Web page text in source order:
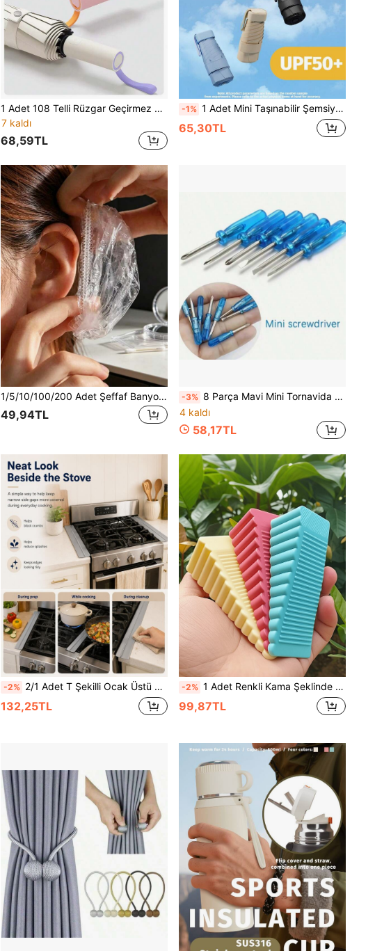
1 Adet 108 Telli Rüzgar Geçirmez Ters Katlanır Şemsiye, Tam Otomatik Tek Tuşla Açma/Kapama, UPF50+ Siyah Kaplama UV Korumalı, Yüksek Yoğunluklu Su Geçirmez Pongee Kumaş, Taşınabilir Seyahat Güneş/Yağmur Şemsiyesi, Rüzgarlı ve Yağmurlu Mevsim Dış Mekan Yürüyüşleri İçin Uygun, Düğün Hediyesi
7 kaldı
68,59TL
-1% 1 Adet Mini Taşınabilir Şemsiye, UV Korumalı ve Su Geçirmez, Katlanabilir ve Kompakt, Okul, Ofis, Ev, Seyahat ve Daha Fazlası İçin Uygun, Sevgililer Günü, İlkbahar/Yaz, Nedime Hediyesi, Yatak Odası Dekoru, Plaj, Seyahat, Unisex, Sevimli Stil, Anneler Günü Hediyesi, Bahçe, Mutfak Dekoru, Yaz, Seyahat Gereçleri, Oda Dekoru, Stres Giderici Oyuncak, Mezuniyet Hediyesi
65,30TL
1/5/10/100/200 Adet Şeffaf Banyo Kulak Kapağı, Su Geçirmez Elastik Kulak Kapağı, Yüksek Esneklikli Kalınlaştırılmış Büyük Kulak Kapağı, Banyo ve Saç Bakımı İçin, Seyahat İçin Uygun, Ev Banyo Dekoru, Sonbahar Dekoru, Okula Dönüş Dekoru
49,94TL
-3% 8 Parça Mavi Mini Tornavida Seti, Oyuncak 2mm Yıldız Vida Tamir Aleti, El Becerilerini Geliştirmeye Uygun Küçük Tamir Aleti, Kristal Vida Aleti, Cadılar Bayramı, Noel, Şükran Günü Hediyesi, Erkekler İçin Aletler
4 kaldı
58,17TL
-2% 2/1 Adet T Şekilli Ocak Üstü Yüksek Sıcaklığa Dayanıklı Boşluk Dolgu Şeritleri, Silikon Sızdırmazlık Şeritleri, Su Geçirmez, Yağ Geçirmez, Toz Geçirmez, Silikon Yapıştırıcılı Mutfak Boşluk Kapatıcı, Isıya Dayanıklı, Su Geçirmez, Leke Tutmaz, Boşluklar İçin İdeal
132,25TL
-2% 1 Adet Renkli Kama Şeklinde Silikon Kapı Stoperi, Çarpma Önleyici, Kaymaz, Rüzgar Geçirmez, Delme Gerektirmez, Sağlam Kauçuk Kapı Sızdırmazlık Takozu, Sabit Kapı Stoperi ve Koruyucusu, Sessiz, Çarpmasız Kapanma, Zemin İçin Kaymaz Kapı Takozu, Dayanıklı Yüksek Mukavemetli Kauçuk Kapı Kaması, Çeşitli Yüzeylere Uygun, İç Mekan Kapı Kaması (Renk/Stil Rastgele)
99,87TL